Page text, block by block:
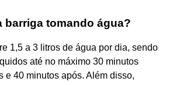
barriga tomando água?
1,5 a 3 litros de água por dia, sendo
até no máximo 30 minutos
e 40 minutos após. Além disso,